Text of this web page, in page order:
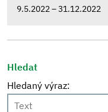
9.5.2022 – 31.12.2022
Hledat
Hledaný výraz: